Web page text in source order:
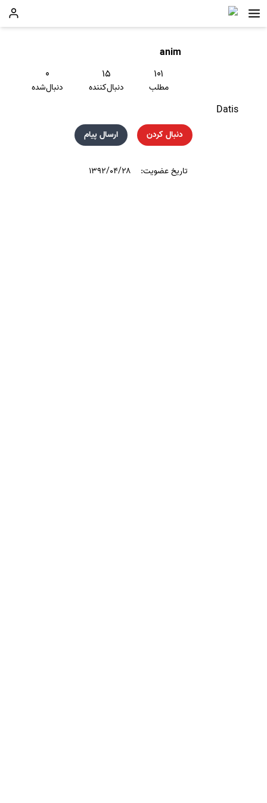
anim
۱۰۱
مطلب
۱۵
دنبال‌کننده
۰
دنبال‌شده
Datis
دنبال کردن ارسال پیام
تاریخ عضویت: ۱۳۹۲/۰۴/۲۸